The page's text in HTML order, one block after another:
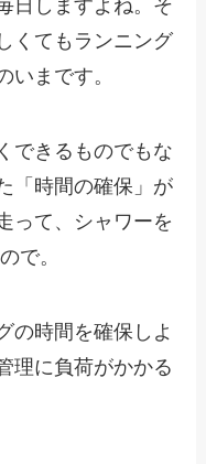
日しますよね。そ
くてもランニング
いまです。
できるものでもな
「時間の確保」が
って、シャワーを
で。
の時間を確保しよ
理に負荷がかかる